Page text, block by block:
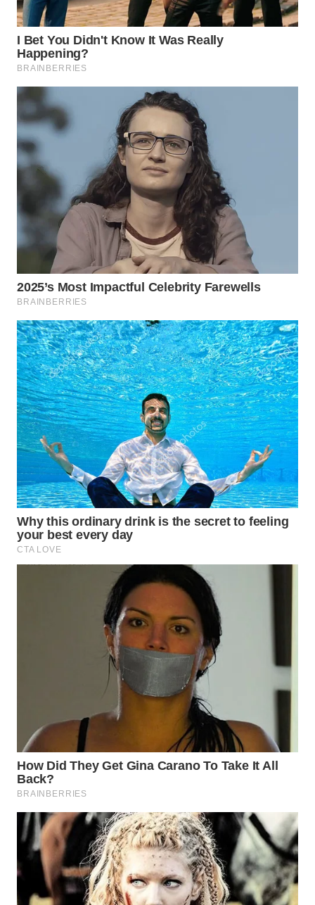
WN
INDRAMAYU
WN
WN
MAJALENGKA
WN
SUBANG
SUKABUMI
WN
PURWAKARTA
WN
PRIANGAN
TIMUR
WN
SEMARANG
WN
SOLO
WN
BOROBUDUR
WN
MADURA
WN
MANDALIKA
LIKUPANG
WN
LABUANBAJO